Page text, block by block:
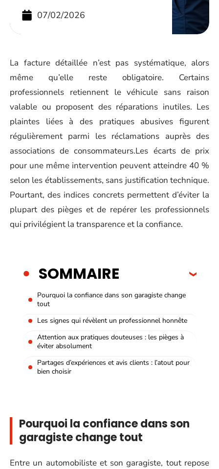
07/02/2026
La facture détaillée n’est pas systématique, alors
même qu’elle reste obligatoire. Certains
professionnels retiennent le véhicule sans raison
valable ou proposent des réparations inutiles. Les
plaintes liées à des pratiques abusives figurent
régulièrement parmi les réclamations auprès des
associations de consommateurs.Les écarts de prix
pour une même intervention peuvent atteindre 40 %
selon les établissements, sans justification technique.
Pourtant, des indices concrets permettent d’éviter la
plupart des pièges et de repérer les professionnels
qui privilégient la transparence et la confiance.
SOMMAIRE
Pourquoi la confiance dans son garagiste change
tout
Les signes qui révèlent un professionnel honnête
Attention aux pratiques douteuses : les pièges à
éviter absolument
Partages d’expériences et avis clients : l’atout pour
bien choisir
Pourquoi la confiance dans son
garagiste change tout
Entre un automobiliste et son garagiste, tout repose